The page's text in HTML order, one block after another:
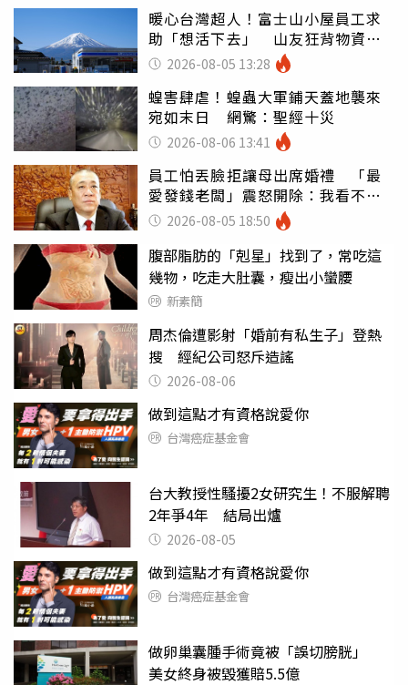
暖心台灣超人！富士山小屋員工求
助「想活下去」 山友狂背物資上
山：台灣真的是寶島
2026-08-05 13:28
蝗害肆虐！蝗蟲大軍鋪天蓋地襲來
宛如末日 網驚：聖經十災
2026-08-06 13:41
員工怕丟臉拒讓母出席婚禮 「最
愛發錢老闆」震怒開除：我看不起
你 2026-08-05 18:50
腹部脂肪的「剋星」找到了，常吃這
幾物，吃走大肚囊，瘦出小蠻腰
新素簡
周杰倫遭影射「婚前有私生子」登熱
搜 經紀公司怒斥造謠
2026-08-06
做到這點才有資格說愛你
台灣癌症基金會
台大教授性騷擾2女研究生！不服解聘
2年爭4年 結局出爐
2026-08-05
做到這點才有資格說愛你
台灣癌症基金會
做卵巢囊腫手術竟被「誤切膀胱」
美女終身被毀獲賠5.5億